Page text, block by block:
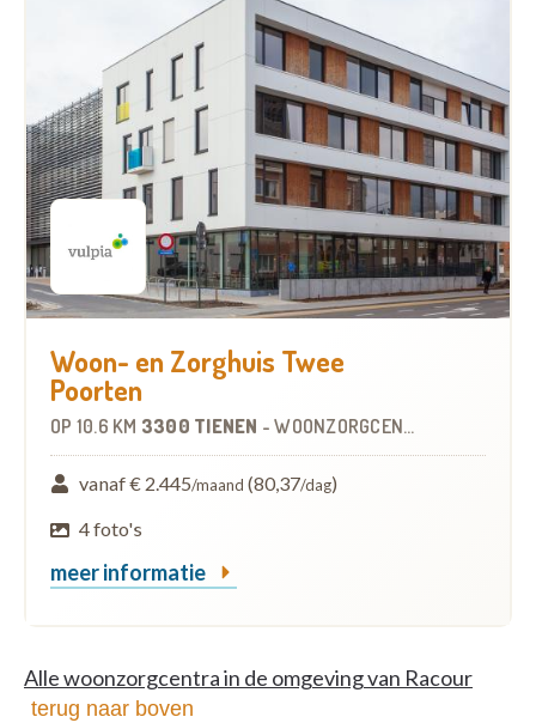
Woon- en Zorghuis Twee
Poorten
OP 10.6 KM 3300 TIENEN -WOONZORGCENTRUM (WZC)
vanaf € 2.445/maand (80,37/dag)
4 foto's
meer informatie
Alle woonzorgcentra in de omgeving van Racour
terug naar boven